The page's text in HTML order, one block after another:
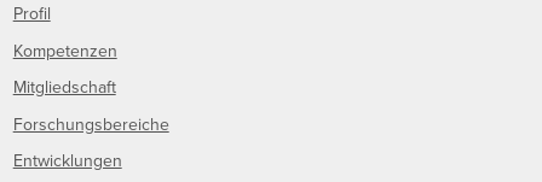
Profil
Kompetenzen
Mitgliedschaft
Forschungsbereiche
Entwicklungen